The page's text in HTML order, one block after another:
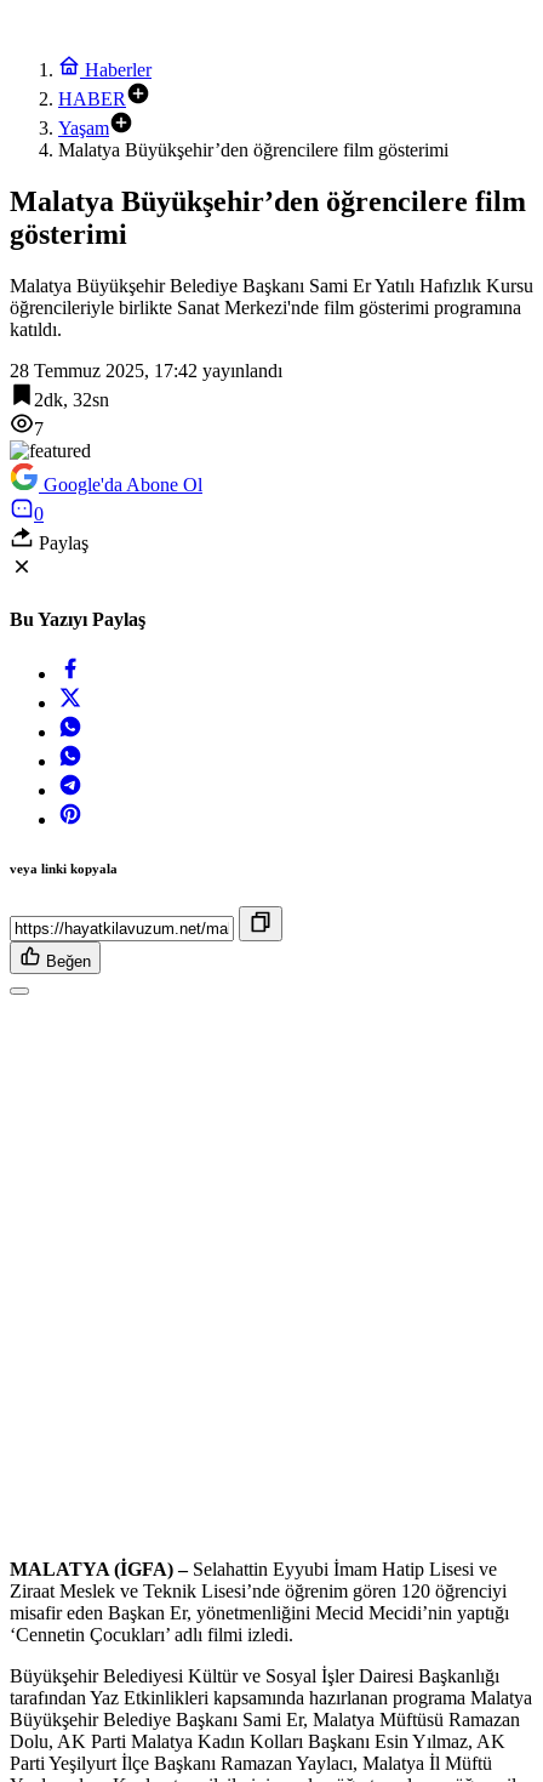
Haberler
HABER
Yaşam
Malatya Büyükşehir’den öğrencilere film gösterimi
Malatya Büyükşehir’den öğrencilere film
gösterimi
Malatya Büyükşehir Belediye Başkanı Sami Er Yatılı Hafızlık Kursu
öğrencileriyle birlikte Sanat Merkezi'nde film gösterimi programına
katıldı.
28 Temmuz 2025, 17:42 yayınlandı
2dk, 32sn
7
Google'da Abone Ol
0
Paylaş
Bu Yazıyı Paylaş
veya linki kopyala
Beğen
MALATYA (İGFA) – Selahattin Eyyubi İmam Hatip Lisesi ve
Ziraat Meslek ve Teknik Lisesi’nde öğrenim gören 120 öğrenciyi
misafir eden Başkan Er, yönetmenliğini Mecid Mecidi’nin yaptığı
‘Cennetin Çocukları’ adlı filmi izledi.
Büyükşehir Belediyesi Kültür ve Sosyal İşler Dairesi Başkanlığı
tarafından Yaz Etkinlikleri kapsamında hazırlanan programa Malatya
Büyükşehir Belediye Başkanı Sami Er, Malatya Müftüsü Ramazan
Dolu, AK Parti Malatya Kadın Kolları Başkanı Esin Yılmaz, AK
Parti Yeşilyurt İlçe Başkanı Ramazan Yaylacı, Malatya İl Müftü